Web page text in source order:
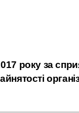
року за